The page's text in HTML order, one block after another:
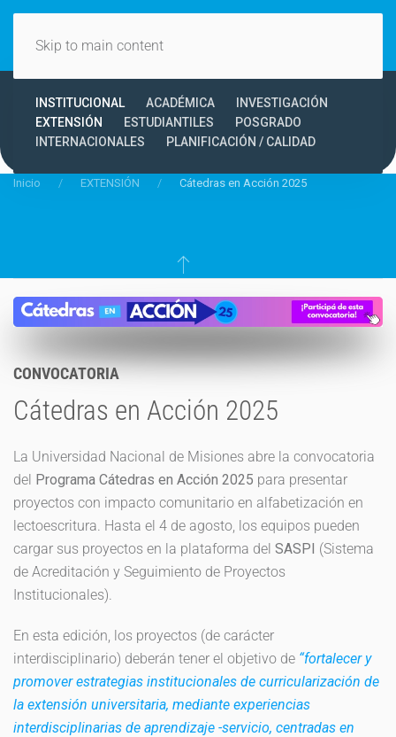
Skip to main content
INSTITUCIONAL ACADÉMICA
INVESTIGACIÓN
EXTENSIÓN
ESTUDIANTILES
POSGRADO
INTERNACIONALES
PLANIFICACIÓN / CALIDAD
Inicio EXTENSIÓN Cátedras en Acción 2025
CONVOCATORIA
Cátedras en Acción 2025
La Universidad Nacional de Misiones abre la convocatoria
del Programa Cátedras en Acción 2025 para presentar
proyectos con impacto comunitario en alfabetización en
lectoescritura. Hasta el 4 de agosto, los equipos pueden
cargar sus proyectos en la plataforma del SASPI (Sistema
de Acreditación y Seguimiento de Proyectos
Institucionales).
En esta edición, los proyectos (de carácter
interdisciplinario) deberán tener el objetivo de “fortalecer y
promover estrategias institucionales de curricularización de
la extensión universitaria, mediante experiencias
interdisciplinarias de aprendizaje -servicio, centradas en